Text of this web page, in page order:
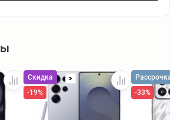
Скидка
>
-19%
-33%